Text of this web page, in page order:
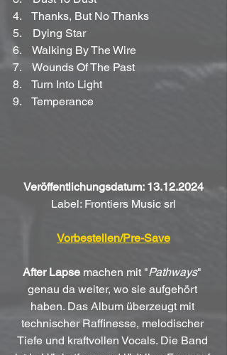
4.    Thanks, But No Thanks
5.    Dying Star
6.    Walking By The Wire
7.    Wounds Of The Past
8.    Turn Into Light
9.    Temperance
Veröffentlichungsdatum: 13.12.2024
Label: Frontiers Music srl
Vorbestellen/Pre-Save
After Lapse machen mit "Pathways"
genau da weiter, wo sie aufgehört
haben. Das Album überzeugt mit
technischer Raffinesse, melodischer
Tiefe und kraftvollen Vocals. Die Band